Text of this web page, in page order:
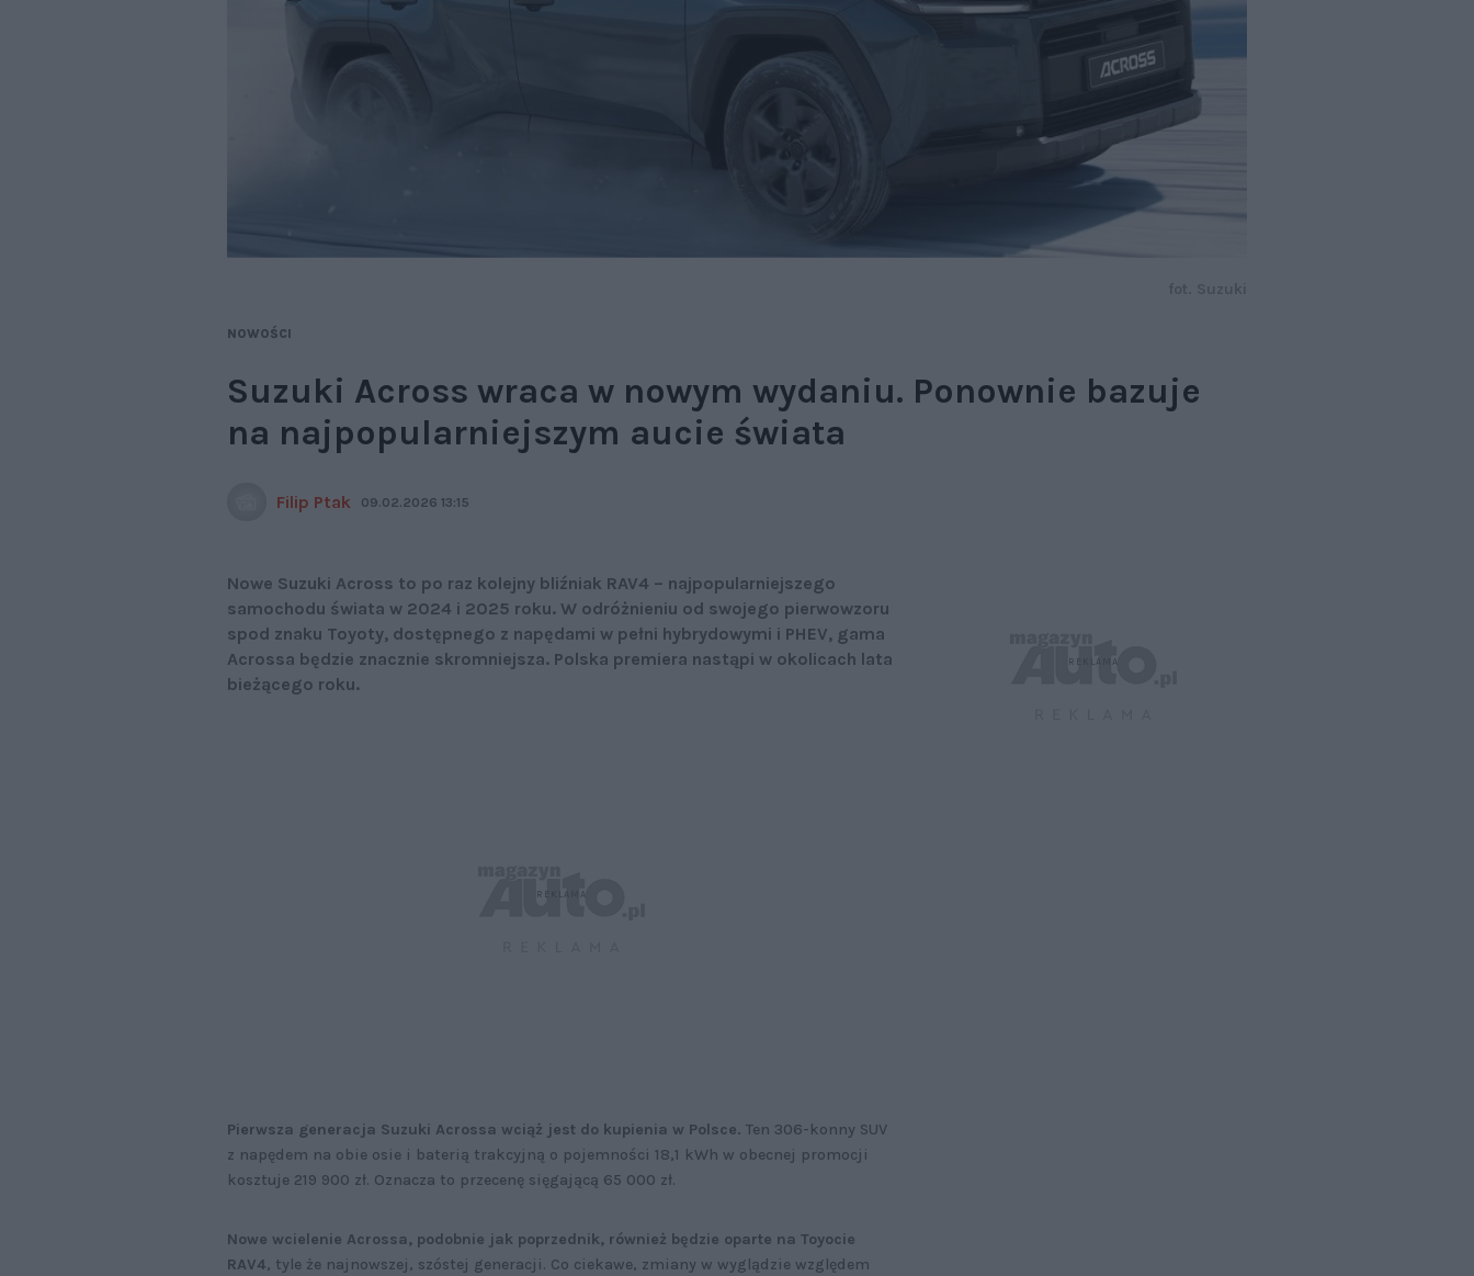
NOWOŚCI
Suzuki Across wraca w nowym wydaniu. Ponownie bazuje
na najpopularniejszym aucie świata
Filip Ptak 09.02.2026 13:15
Nowe Suzuki Across to po raz kolejny bliźniak RAV4 – najpopularniejszego
samochodu świata w 2024 i 2025 roku. W odróżnieniu od swojego pierwowzoru
spod znaku Toyoty, dostępnego z napędami w pełni hybrydowymi i PHEV, gama
Acrossa będzie znacznie skromniejsza. Polska premiera nastąpi w okolicach lata
bieżącego roku.
Pierwsza generacja Suzuki Acrossa wciąż jest do kupienia w Polsce. Ten 306-konny SUV
z napędem na obie osie i baterią trakcyjną o pojemności 18,1 kWh w obecnej promocji
kosztuje 219 900 zł. Oznacza to przecenę sięgającą 65 000 zł.
Nowe wcielenie Acrossa, podobnie jak poprzednik, również będzie oparte na Toyocie
RAV4, tyle że najnowszej, szóstej generacji. Co ciekawe, zmiany w wyglądzie względem